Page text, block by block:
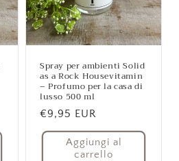
Spray per ambienti Solid
as a Rock Housevitamin
– Profumo per la casa di
lusso 500 ml
Prezzo
di
listino
€9,95 EUR
Aggiungi al
carrello